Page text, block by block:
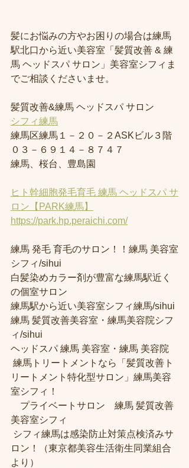
髪にお悩みの方やお困りの場合は練馬
駅北口から近い美容室「髪質改善 & 練
馬 ヘッドスパ サロン」美容室シフィま
でご相談くださいませ。
髪質改善&練馬 ヘッドスパ サロン
シフィ練馬
練馬区練馬１－２０－２ASKビル３階
０３－６９１４－８７４７
練馬、桜台、豊島園
ヒト幹細胞発毛育毛 練馬 ヘッドスパ サ
ロン【PARK練馬】
https://park.hp.peraichi.com/
練馬 発毛 育毛のサロン！！練馬 美容室
シフィ/sihui
白髪染めカラー剤が豊富な練馬駅近く
の個室サロン
練馬駅から近い美容室シフィ練馬/sihui
練馬 髪質改善美容室・練馬美容院シフ
ィ/sihui
ヘッドスパ 練馬 美容室・練馬 美容院
練馬トリートメントなら「髪質改善ト
リートメント特化型サロン」練馬美容
室シフィ！
プライベートサロン　練馬 髪質改善
美容室シフィ
シフィ練馬は感染防止対策点検済みサ
ロン！（東京都美容生活衛生同業組合
より）